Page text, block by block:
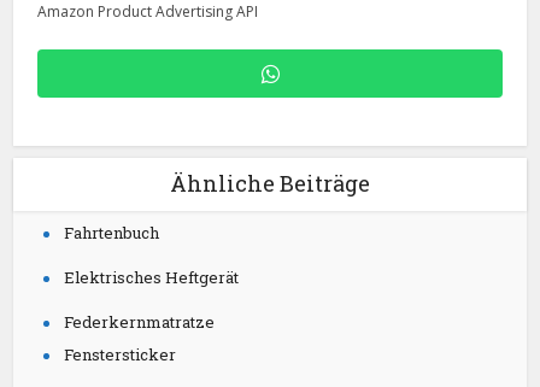
Amazon Product Advertising API
Ähnliche Beiträge
Fahrtenbuch
Elektrisches Heftgerät
Federkernmatratze
Fenstersticker